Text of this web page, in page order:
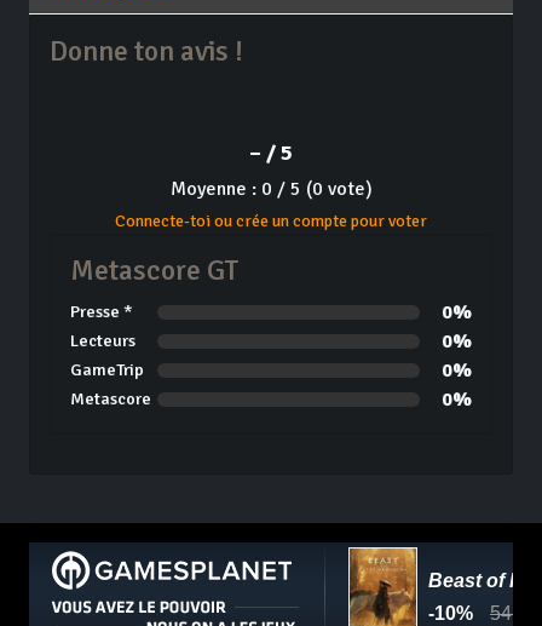
Donne ton avis !
– / 5
Moyenne : 0 / 5 (0 vote)
Connecte-toi ou crée un compte pour voter
Metascore GT
Presse * 0%
Lecteurs 0%
GameTrip 0%
Metascore 0%